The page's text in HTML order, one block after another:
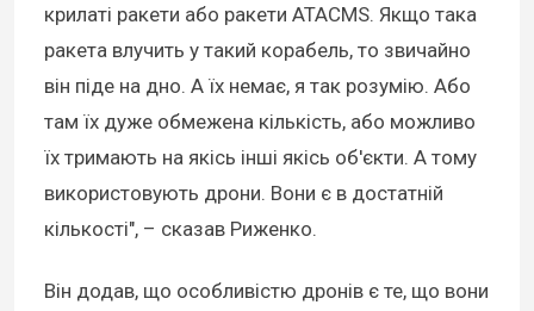
крилаті ракети або ракети ATACMS. Якщо така
ракета влучить у такий корабель, то звичайно
він піде на дно. А їх немає, я так розумію. Або
там їх дуже обмежена кількість, або можливо
їх тримають на якісь інші якісь об'єкти. А тому
використовують дрони. Вони є в достатній
кількості", – сказав Риженко.
Він додав, що особливістю дронів є те, що вони